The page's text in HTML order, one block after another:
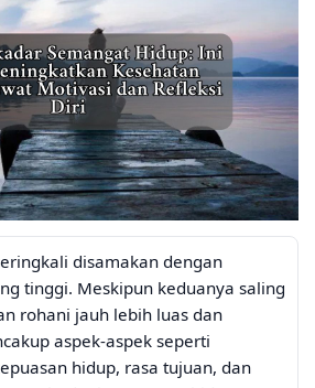
disamakan dengan
tinggi. Meskipun keduanya saling
rohani jauh lebih luas dan
aspek-aspek seperti
hidup, rasa tujuan, dan